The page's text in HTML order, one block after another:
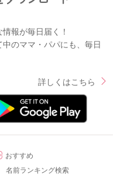
報が毎日届く！
のママ・パパにも、毎日
詳しくはこちら
おすすめ
名前ランキング検索